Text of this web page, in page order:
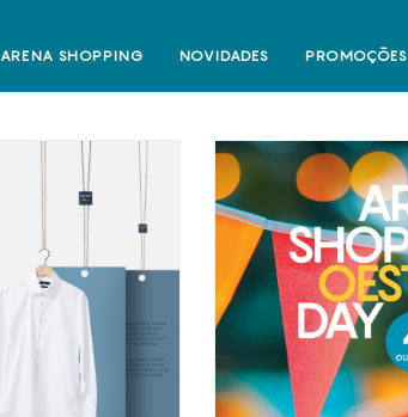
ARENA SHOPPING NOVIDADES PROMOÇÕES